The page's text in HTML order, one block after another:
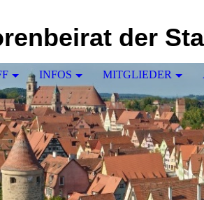
der
INFOS MITGLIEDER